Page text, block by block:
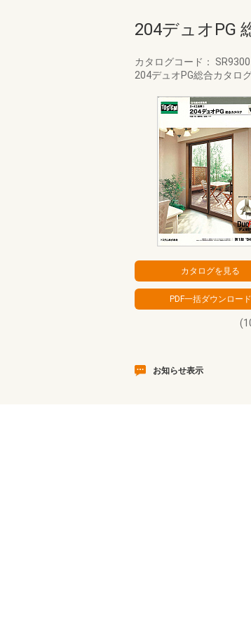
204デュオPG
カタログコード： SR9300
204デュオPG総合カタロ
お知らせ表示